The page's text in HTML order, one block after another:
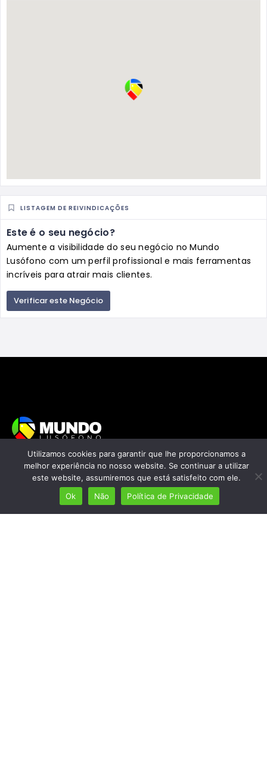
LISTAGEM DE REIVINDICAÇÕES
Este é o seu negócio?
Aumente a visibilidade do seu negócio no Mundo
Lusófono com um perfil profissional e mais ferramentas
incríveis para atrair mais clientes.
Verificar este Negócio
Mais de 7 milhões de lusófonos
Mais de 2000 lugares cadastrados
Presença em 8 países
Utilizamos cookies para garantir que lhe proporcionamos a
melhor experiência no nosso website. Se continuar a utilizar
este website, assumiremos que está satisfeito com ele.
Ok
Não Política de Privacidade